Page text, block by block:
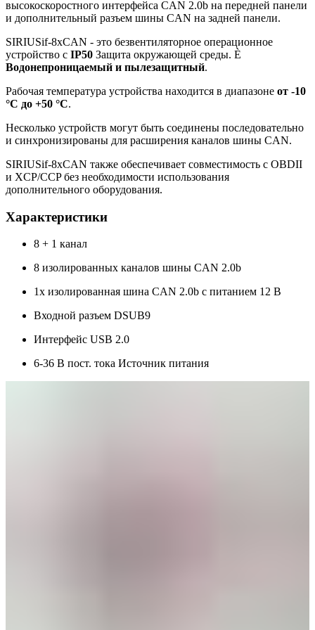
высокоскоростного интерфейса CAN 2.0b на передней панели
и дополнительный разъем шины CAN на задней панели.
SIRIUSif-8xCAN - это безвентиляторное операционное
устройство с IP50 Защита окружающей среды. È
Водонепроницаемый и пылезащитный.
Рабочая температура устройства находится в диапазоне от -10
°C до +50 °C.
Несколько устройств могут быть соединены последовательно
и синхронизированы для расширения каналов шины CAN.
SIRIUSif-8xCAN также обеспечивает совместимость с OBDII
и XCP/CCP без необходимости использования
дополнительного оборудования.
Характеристики
8 + 1 канал
8 изолированных каналов шины CAN 2.0b
1x изолированная шина CAN 2.0b с питанием 12 В
Входной разъем DSUB9
Интерфейс USB 2.0
6-36 В пост. тока Источник питания